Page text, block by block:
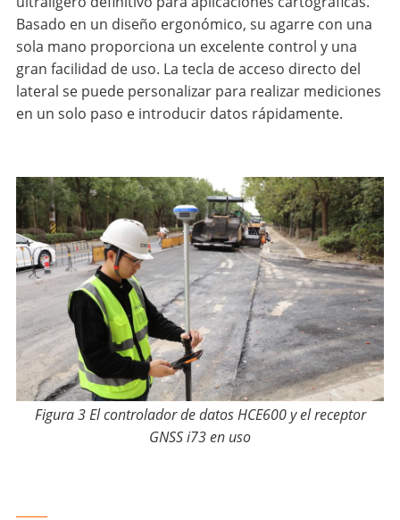
Basado en un diseño ergonómico, su agarre con una
sola mano proporciona un excelente control y una
gran facilidad de uso. La tecla de acceso directo del
lateral se puede personalizar para realizar mediciones
en un solo paso e introducir datos rápidamente.
Figura 3 El controlador de datos HCE600 y el receptor
GNSS i73 en uso